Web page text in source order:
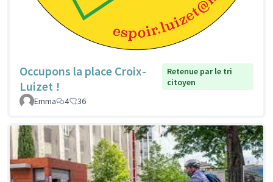
Occupons la place Croix-
Luizet !
Retenue par le tri
citoyen
Emma
4 36